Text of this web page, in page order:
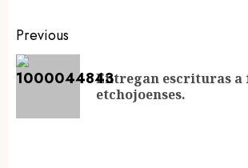
Post
navigation
Previous
Entregan escrituras
etchojoenses.